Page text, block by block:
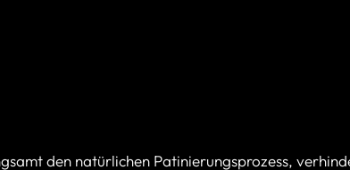
den natürlichen Patinierungsprozess,